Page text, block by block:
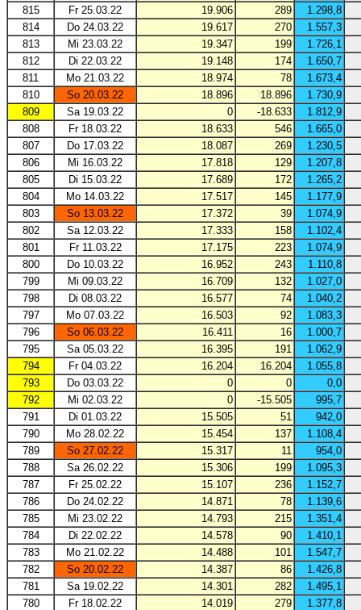
815 Fr 25.03.22 19.906 289
1.298,8
814
Do 24.03.22 19.617 270
1.557,3
813
Mi 23.03.22 19.347 199
1.726,1
812
Di 22.03.22 19.148 174
1.650,7
811
Mo 21.03.22 18.974 78
1.673,4
810
So 20.03.22 18.896 18.896
1.730,9
809
Sa 19.03.22 0 -18.633
1.812,9
808
Fr 18.03.22 18.633 546
1.665,0
807
Do 17.03.22 18.087 269
1.230,5
806
Mi 16.03.22 17.818 129
1.207,8
805
Di 15.03.22 17.689 172
1.265,2
804
Mo 14.03.22 17.517 145
1.177,9
803
So 13.03.22 17.372 39
1.074,9
802
Sa 12.03.22 17.333 158
1.102,4
801
Fr 11.03.22 17.175 223
1.074,9
800
Do 10.03.22 16.952 243
1.110,8
799
Mi 09.03.22 16.709 132
1.027,0
798
Di 08.03.22 16.577 74
1.040,2
797
Mo 07.03.22 16.503 92
1.083,3
796
So 06.03.22 16.411 16
1.000,7
795
Sa 05.03.22 16.395 191
1.062,9
794
Fr 04.03.22 16.204 16.204
1.055,8
793
Do 03.03.22 0 0
0,0
792
Mi 02.03.22 0 -15.505
995,7
791
Di 01.03.22 15.505 51
942,0
790
Mo 28.02.22 15.454 137
1.108,4
789
So 27.02.22 15.317 11
954,0
788
Sa 26.02.22 15.306 199
1.095,3
787
Fr 25.02.22 15.107 236
1.152,7
786
Do 24.02.22 14.871 78
1.139,6
785
Mi 23.02.22 14.793 215
1.351,4
784
Di 22.02.22 14.578 90
1.410,1
783
Mo 21.02.22 14.488 101
1.547,7
782
So 20.02.22 14.387 86
1.426,8
781
Sa 19.02.22 14.301 282
1.495,1
780
Fr 18.02.22 14.019 279
1.377,8